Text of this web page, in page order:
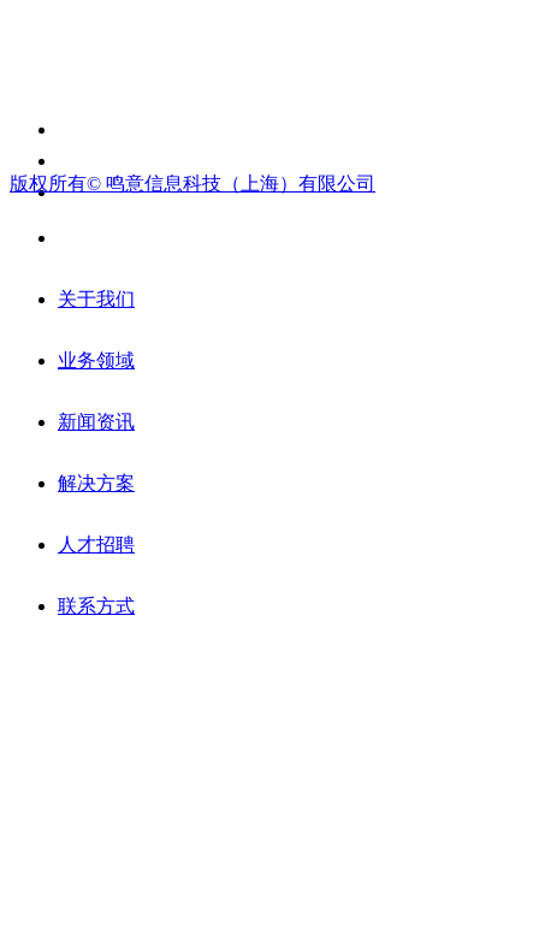
版权所有© 鸣意信息科技（上海）有限公司
关于我们
业务领域
新闻资讯
解决方案
人才招聘
联系方式